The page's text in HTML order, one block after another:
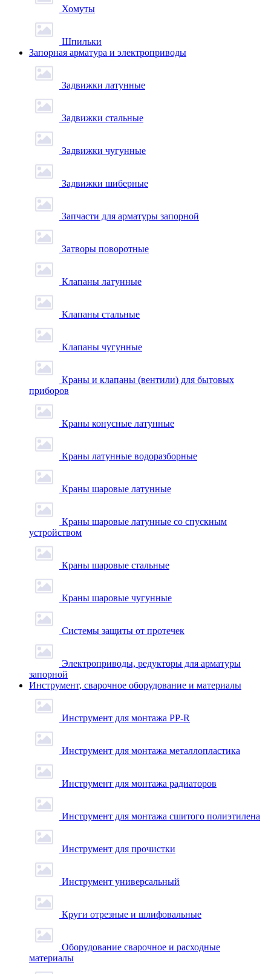
Хомуты
Шпильки
Запорная арматура и электроприводы
Задвижки латунные
Задвижки стальные
Задвижки чугунные
Задвижки шиберные
Запчасти для арматуры запорной
Затворы поворотные
Клапаны латунные
Клапаны стальные
Клапаны чугунные
Краны и клапаны (вентили) для бытовых
приборов
Краны конусные латунные
Краны латунные водоразборные
Краны шаровые латунные
Краны шаровые латунные со спускным
устройством
Краны шаровые стальные
Краны шаровые чугунные
Системы защиты от протечек
Электроприводы, редукторы для арматуры
запорной
Инструмент, сварочное оборудование и материалы
Инструмент для монтажа PP-R
Инструмент для монтажа металлопластика
Инструмент для монтажа радиаторов
Инструмент для монтажа сшитого полиэтилена
Инструмент для прочистки
Инструмент универсальный
Круги отрезные и шлифовальные
Оборудование сварочное и расходные
материалы